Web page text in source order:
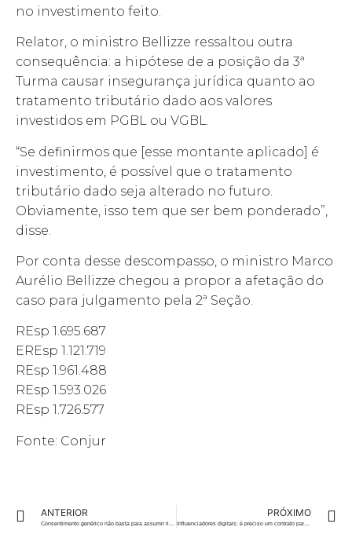
no investimento feito.
Relator, o ministro Bellizze ressaltou outra
consequência: a hipótese de a posição da 3ª
Turma causar insegurança jurídica quanto ao
tratamento tributário dado aos valores
investidos em PGBL ou VGBL.
“Se definirmos que [esse montante aplicado] é
investimento, é possível que o tratamento
tributário dado seja alterado no futuro.
Obviamente, isso tem que ser bem ponderado”,
disse.
Por conta desse descompasso, o ministro Marco
Aurélio Bellizze chegou a propor a afetação do
caso para julgamento pela 2ª Seção.
REsp 1.695.687
EREsp 1.121.719
REsp 1.961.488
REsp 1.593.026
REsp 1.726.577
Fonte: Conjur
ANTERIOR PRÓXIMO
Influenciadores digitais: é preciso um contrato para regulamentar os serviços?